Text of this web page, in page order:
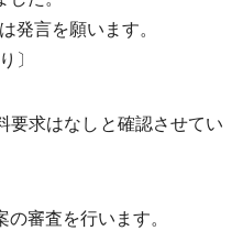
発言を願います。
〕
求はなしと確認させてい
審査を行います。